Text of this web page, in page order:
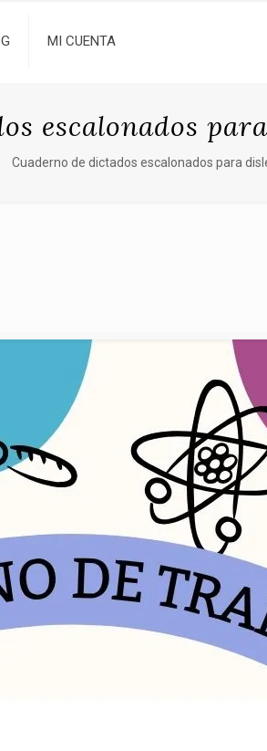
MI CUENTA
escalonados
Cuaderno de dictados escalonados para